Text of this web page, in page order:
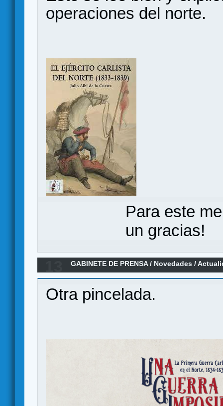
operaciones del norte.
Para este
un gracias!
GABINETE DE PRENSA/ Novedades /
Otra pincelada.